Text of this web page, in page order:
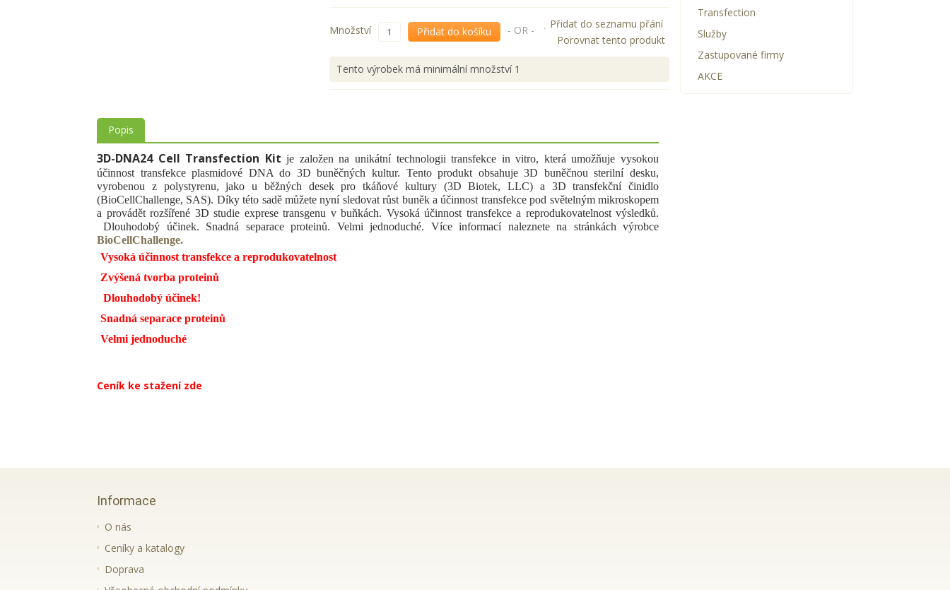
Množství Přidat do košíku - OR -
Přidat do seznamu přání
Porovnat tento produkt
Tento výrobek má minimální množství 1
Popis
3D-DNA24 Cell Transfection Kit je založen na unikátní technologii transfekce in vitro, která umožňuje vysokou
účinnost transfekce plasmidové DNA do 3D buněčných kultur. Tento produkt obsahuje 3D buněčnou sterilní desku,
vyrobenou z polystyrenu, jako u běžných desek pro tkáňové kultury (3D Biotek, LLC) a 3D transfekční činidlo
(BioCellChallenge, SAS). Díky této sadě můžete nyní sledovat růst buněk a účinnost transfekce pod světelným mikroskopem
a provádět rozšířené 3D studie exprese transgenu v buňkách. Vysoká účinnost transfekce a reprodukovatelnost výsledků.
Dlouhodobý účinek. Snadná separace proteinů. Velmi jednoduché. Více informací naleznete na stránkách výrobce
BioCellChallenge.
Vysoká účinnost transfekce a reprodukovatelnost
Zvýšená tvorba proteinů
Dlouhodobý účinek!
Snadná separace proteinů
Velmi jednoduché
Ceník ke stažení zde
Transfection
Služby
Zastupované firmy
AKCE
Informace
O nás
Ceníky a katalogy
Doprava